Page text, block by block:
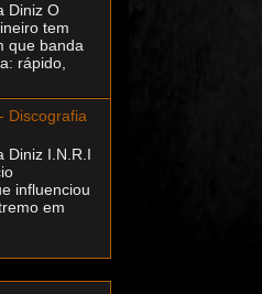
Diniz O
tem
que banda
rápido,
Discografia
Diniz I.N.R.I
influenciou
em